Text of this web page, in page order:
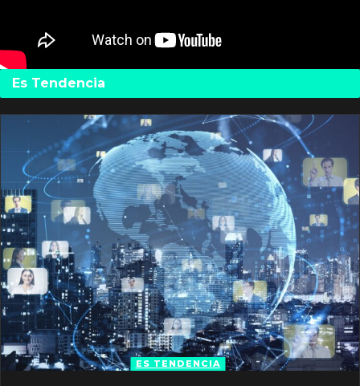
Es Tendencia
ES TENDENCIA